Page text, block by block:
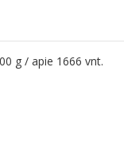
g / apie 1666 vnt.